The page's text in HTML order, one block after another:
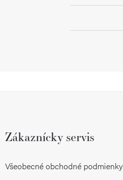
Zákaznícky servis
Všeobecné obchodné podmienky